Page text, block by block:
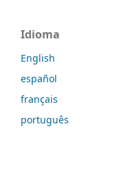
Idioma
English
español
français
português